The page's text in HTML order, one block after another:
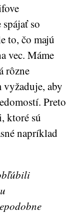
so
to, čo majú
vec. Máme
rôzne
vyžaduje, aby
Preto
ktoré sú
napríklad